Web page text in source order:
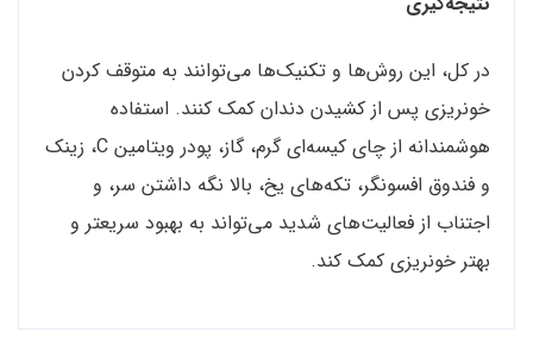
در کل، این روش‌ها و تکنیک‌ها می‌توانند به متوقف کردن
خونریزی پس از کشیدن دندان کمک کنند. استفاده
هوشمندانه از چای کیسه‌ای گرم، گاز، پودر ویتامین C، زینک
و فندوق افسونگر، تکه‌های یخ، بالا نگه داشتن سر، و
اجتناب از فعالیت‌های شدید می‌تواند به بهبود سریعتر و
بهتر خونریزی کمک کند.